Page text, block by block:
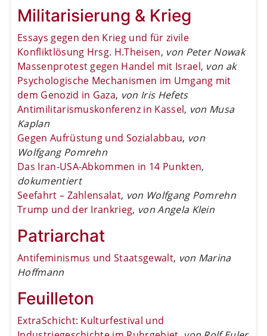
Militarisierung & Krieg
Essays gegen den Krieg und für zivile
Konfliktlösung Hrsg. H.Theisen, von Peter Nowak
Massenprotest gegen Handel mit Israel, von ak
Psychologische Mechanismen im Umgang mit
dem Genozid in Gaza, von Iris Hefets
Antimilitarismuskonferenz in Kassel, von Musa
Kaplan
Gegen Aufrüstung und Sozialabbau, von
Wolfgang Pomrehn
Das Iran-USA-Abkommen in 14 Punkten,
dokumentiert
Seefahrt – Zahlensalat, von Wolfgang Pomrehn
Trump und der Irankrieg, von Angela Klein
Patriarchat
Antifeminismus und Staatsgewalt, von Marina
Hoffmann
Feuilleton
ExtraSchicht: Kulturfestival und